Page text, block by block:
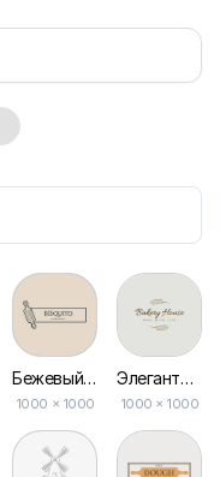
Бежевый Дом Кафе Иллюстрация Булочная Логотип
1000 × 1000
Элегантная Иллюстрация Логотипа Пекарни
1000 × 1000